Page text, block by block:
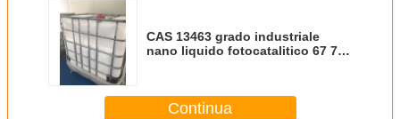
CAS 13463 grado industriale
nano liquido fotocatalitico 67 7
Continua